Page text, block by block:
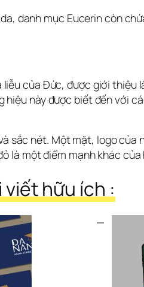
danh mục Eucerin còn
của Đức, được giới thiệu
hiệu này được biết đến với
sắc nét. Một mặt, logo
là một điểm mạnh khác
hữu ích :